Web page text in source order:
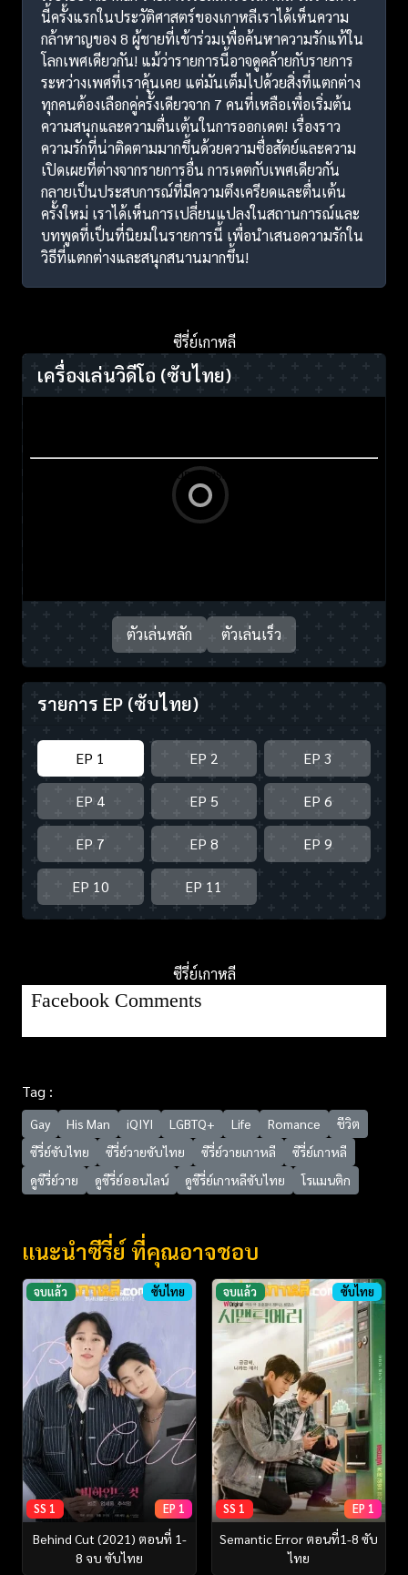
นี้ครั้งแรกในประวัติศาสตร์ของเกาหลีเราได้เห็นความ
กล้าหาญของ 8 ผู้ชายที่เข้าร่วมเพื่อค้นหาความรักแท้ใน
โลกเพศเดียวกัน! แม้ว่ารายการนี้อาจดูคล้ายกับรายการ
ระหว่างเพศที่เราคุ้นเคย แต่มันเต็มไปด้วยสิ่งที่แตกต่าง
ทุกคนต้องเลือกคู่ครั้งเดียวจาก 7 คนที่เหลือเพื่อเริ่มต้น
ความสนุกและความตื่นเต้นในการออกเดต! เรื่องราว
ความรักที่น่าติดตามมากขึ้นด้วยความซื่อสัตย์และความ
เปิดเผยที่ต่างจากรายการอื่น การเดตกับเพศเดียวกัน
กลายเป็นประสบการณ์ที่มีความตึงเครียดและตื่นเต้น
ครั้งใหม่ เราได้เห็นการเปลี่ยนแปลงในสถานการณ์และ
บทพูดที่เป็นที่นิยมในรายการนี้ เพื่อนำเสนอความรักใน
วิธีที่แตกต่างและสนุกสนานมากขึ้น!
ซีรี่ย์เกาหลี
เครื่องเล่นวิดีโอ (ซับไทย)
ตัวเล่นหลัก ตัวเล่นเร็ว
รายการ EP (ซับไทย)
EP 1 EP 2 EP 3
EP 4 EP 5 EP 6
EP 7 EP 8 EP 9
EP 10 EP 11
ซีรี่ย์เกาหลี
Facebook Comments
Tag :
Gay His Man iQIYI LGBTQ+ Life Romance
ชีวิต
ซีรี่ย์ซับไทย
ซีรี่ย์วายซับไทย ซีรี่ย์วายเกาหลี
ซีรี่ย์เกาหลี
ดูซีรี่ย์วาย
ดูซีรี่ย์ออนไลน์ ดูซีรี่ย์เกาหลีซับไทย โรแมนติก
แนะนำซีรี่ย์ ที่คุณอาจชอบ
จบแล้ว ซับไทย
SS 1 EP 1
Behind Cut (2021) ตอนที่ 1-
8 จบ ซับไทย
จบแล้ว ซับไทย
SS 1 EP 1
Semantic Error ตอนที่1-8 ซับ
ไทย